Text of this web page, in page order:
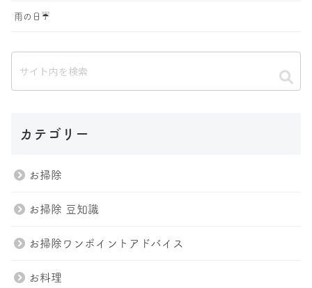
雨の日☔️
カテゴリー
お掃除
お掃除 豆知識
お掃除ワンポイントアドバイス
お料理